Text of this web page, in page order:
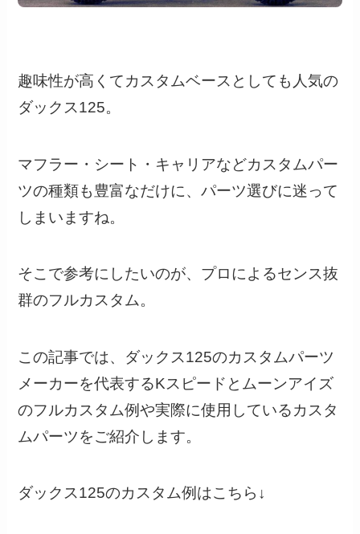
趣味性が高くてカスタムベースとしても人気の
ダックス125。
マフラー・シート・キャリアなどカスタムパー
ツの種類も豊富なだけに、パーツ選びに迷って
しまいますね。
そこで参考にしたいのが、プロによるセンス抜
群のフルカスタム。
この記事では、ダックス125のカスタムパーツ
メーカーを代表するKスピードとムーンアイズ
のフルカスタム例や実際に使用しているカスタ
ムパーツをご紹介します。
ダックス125のカスタム例はこちら↓